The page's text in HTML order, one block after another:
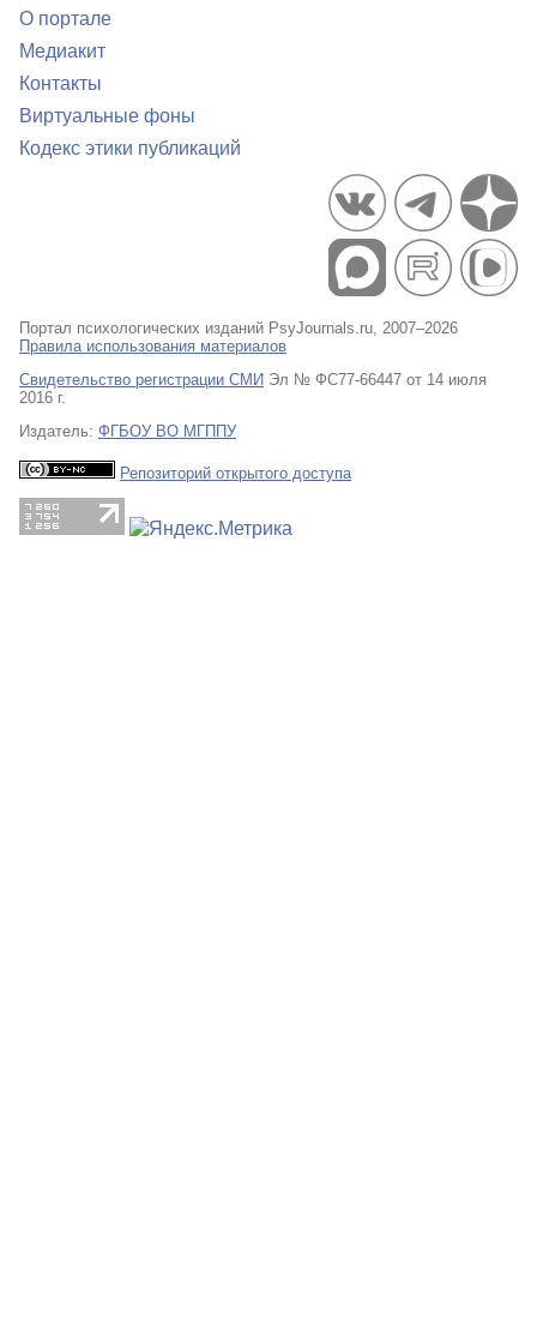
О портале
Медиакит
Контакты
Виртуальные фоны
Кодекс этики публикаций
Портал психологических изданий PsyJournals.ru, 2007–2026
Правила использования материалов
Свидетельство регистрации СМИ Эл № ФС77-66447 от 14 июля
2016 г.
Издатель: ФГБОУ ВО МГППУ
Репозиторий открытого доступа